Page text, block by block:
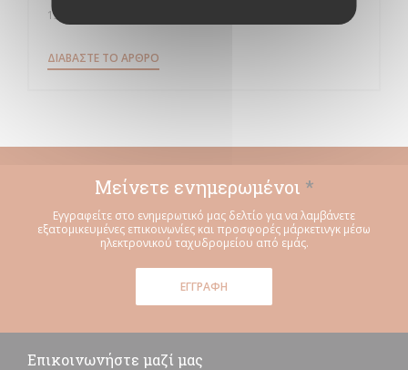
15/05/2018
ΔΙΑΒΆΣΤΕ ΤΟ ΆΡΘΡΟ
Μείνετε ενημερωμένοι *
Εγγραφείτε στο ενημερωτικό μας δελτίο για να λαμβάνετε
εξατομικευμένες επικοινωνίες και προσφορές μάρκετινγκ μέσω
ηλεκτρονικού ταχυδρομείου από εμάς.
ΕΓΓΡΑΦΉ
Επικοινωνήστε μαζί μας